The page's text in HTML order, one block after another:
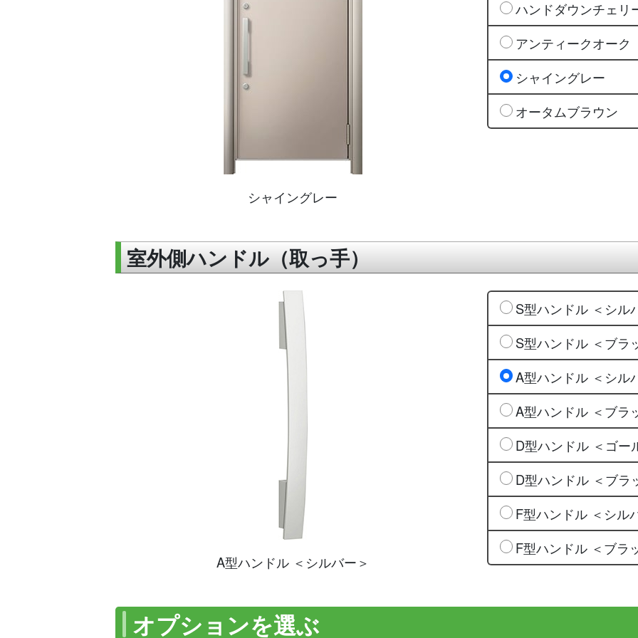
シャイングレー
ハンドダウンチェリ
アンティークオーク
シャイングレー
オータムブラウン
室外側ハンドル（取っ手）
A型ハンドル ＜シルバー＞
S型ハンドル ＜シル
S型ハンドル ＜ブラ
A型ハンドル ＜シル
A型ハンドル ＜ブラ
D型ハンドル ＜ゴー
D型ハンドル ＜ブラ
F型ハンドル ＜シル
F型ハンドル ＜ブラ
オプションを選ぶ